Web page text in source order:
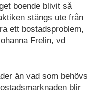
boende blivit så
stängs ute från
ett bostadsproblem,
Frelin, vd
än vad som behövs
blir